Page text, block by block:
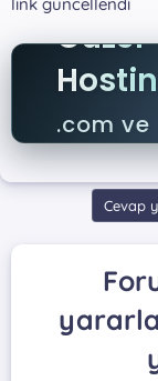
Güzel
.com ve
.net
Cevap